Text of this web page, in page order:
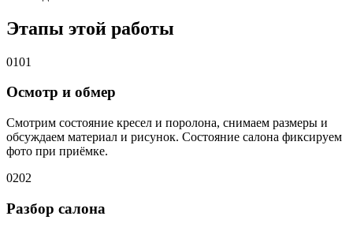
Этапы этой работы
0101
Осмотр и обмер
Смотрим состояние кресел и поролона, снимаем размеры и
обсуждаем материал и рисунок. Состояние салона фиксируем
фото при приёмке.
0202
Разбор салона